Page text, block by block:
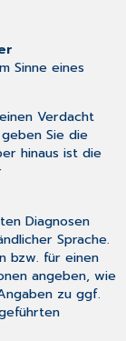
Sinne eines
Verdacht
Sie die
hinaus ist die
Diagnosen
Sprache.
bzw. für einen
angeben, wie
zu ggf.